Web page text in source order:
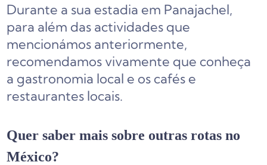
Durante a sua estadia em Panajachel,
para além das actividades que
mencionámos anteriormente,
recomendamos vivamente que conheça
a gastronomia local e os cafés e
restaurantes locais.
Quer saber mais sobre outras rotas no
México?